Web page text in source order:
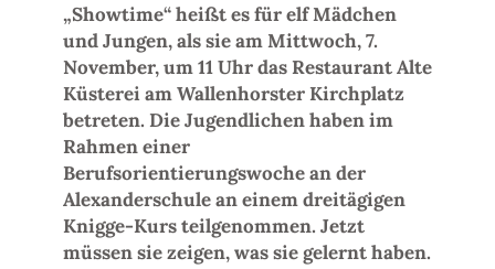
„Showtime“ heißt es für elf Mädchen
und Jungen, als sie am Mittwoch, 7.
November, um 11 Uhr das Restaurant Alte
Küsterei am Wallenhorster Kirchplatz
betreten. Die Jugendlichen haben im
Rahmen einer
Berufsorientierungswoche an der
Alexanderschule an einem dreitägigen
Knigge-Kurs teilgenommen. Jetzt
müssen sie zeigen, was sie gelernt haben.